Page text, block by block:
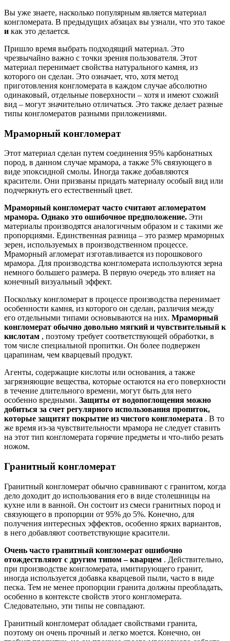
Вы уже знаете, насколько популярным является материал
конгломерата. В предыдущих абзацах вы узнали, что это такое
и как это делается.
Пришло время выбрать подходящий материал. Это
чрезвычайно важно с точки зрения пользователя. Этот
материал перенимает свойства натурального камня, из
которого он сделан. Это означает, что, хотя метод
приготовления конгломерата в каждом случае абсолютно
одинаковый, отдельные поверхности – хотя и имеют схожий
вид – могут значительно отличаться. Это также делает разные
типы конгломератов разными приложениями.
Мраморный конгломерат
Этот материал сделан путем соединения 95% карбонатных
пород, в данном случае мрамора, а также 5% связующего в
виде эпоксидной смолы. Иногда также добавляются
красители. Они призваны придать материалу особый вид или
подчеркнуть его естественный цвет.
Мраморный конгломерат часто считают агломератом
мрамора. Однако это ошибочное предположение. Эти
материалы производятся аналогичным образом и с такими же
пропорциями. Единственная разница – это размер мраморных
зерен, используемых в производственном процессе.
Мраморный агломерат изготавливается из порошкового
мрамора. Для производства конгломерата используются зерна
немного большего размера. В первую очередь это влияет на
конечный визуальный эффект.
Поскольку конгломерат в процессе производства перенимает
особенности камня, из которого он сделан, различия между
его отдельными типами основываются на них. Мраморный
конгломерат обычно довольно мягкий и чувствительный к
кислотам , поэтому требует соответствующей обработки, в
том числе специальной пропитки. Он более подвержен
царапинам, чем кварцевый продукт.
Агенты, содержащие кислоты или основания, а также
загрязняющие вещества, которые остаются на его поверхности
в течение длительного времени, могут быть для него
особенно вредными. Защиты от водопоглощения можно
добиться за счет регулярного использования пропиток,
которые защитят покрытие из чистого конгломерата . В то
же время из-за чувствительности мрамора не следует ставить
на этот тип конгломерата горячие предметы и что-либо резать
ножом.
Гранитный конгломерат
Гранитный конгломерат обычно сравнивают с гранитом, когда
дело доходит до использования его в виде столешницы на
кухне или в ванной. Он состоит из смеси гранитных пород и
связующего в пропорции от 95% до 5%. Конечно, для
получения интересных эффектов, особенно ярких вариантов,
в него добавляют соответствующие красители.
Очень часто гранитный конгломерат ошибочно
отождествляют с другим типом – кварцем . Действительно,
при производстве конгломерата, имитирующего гранит,
иногда используется добавка кварцевой пыли, часто в виде
песка. Тем не менее пропорции гранита должны преобладать,
особенно в контексте свойств этого конгломерата.
Следовательно, эти типы не совпадают.
Гранитный конгломерат обладает свойствами гранита,
поэтому он очень прочный и легко моется. Конечно, он